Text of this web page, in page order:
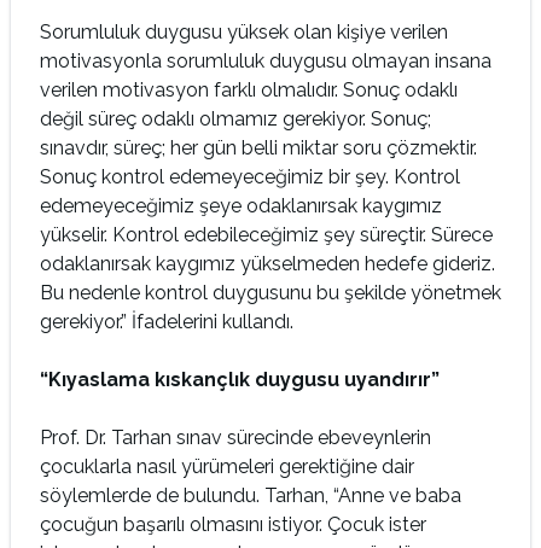
Sorumluluk duygusu yüksek olan kişiye verilen
motivasyonla sorumluluk duygusu olmayan insana
verilen motivasyon farklı olmalıdır. Sonuç odaklı
değil süreç odaklı olmamız gerekiyor. Sonuç;
sınavdır, süreç; her gün belli miktar soru çözmektir.
Sonuç kontrol edemeyeceğimiz bir şey. Kontrol
edemeyeceğimiz şeye odaklanırsak kaygımız
yükselir. Kontrol edebileceğimiz şey süreçtir. Sürece
odaklanırsak kaygımız yükselmeden hedefe gideriz.
Bu nedenle kontrol duygusunu bu şekilde yönetmek
gerekiyor.” İfadelerini kullandı.
“Kıyaslama kıskançlık duygusu uyandırır”
Prof. Dr. Tarhan sınav sürecinde ebeveynlerin
çocuklarla nasıl yürümeleri gerektiğine dair
söylemlerde de bulundu. Tarhan, “Anne ve baba
çocuğun başarılı olmasını istiyor. Çocuk ister